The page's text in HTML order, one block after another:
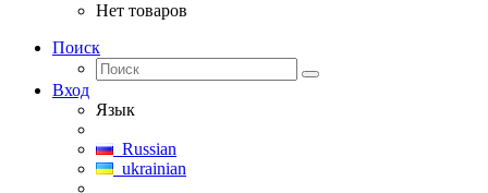
Нет товаров
Поиск
Вход
Язык
Russian
ukrainian